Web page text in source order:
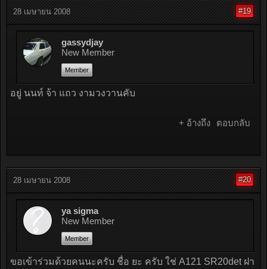
28 เมษายน 2008 #19
gassydjay
New Member
Member
อยู่ นนท์ จ้า แถว งามวงวานคับ
+ อ้างถึง ตอบกลับ
28 เมษายน 2008 #20
ya sigma
New Member
Member
ขอเข้าร่วมด้วยคนนะครับ ชื่อ ยะ ครับ ใช่ A121 SR20det ฝา